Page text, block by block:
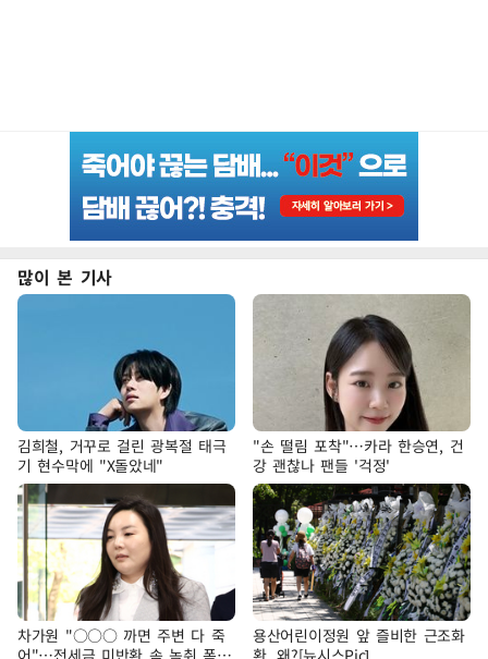
많이 본 기사
김희철, 거꾸로 걸린 광복절 태극
기 현수막에 "X돌았네"
"손 떨림 포착"…카라 한승연, 건
강 괜찮나 팬들 '걱정'
차가원 "○○○ 까면 주변 다 죽
용산어린이정원 앞 즐비한 근조화